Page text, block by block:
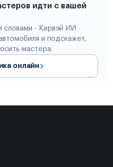
идти с вашей
словами - Карвэй ИИ
и подскажет,
мастера.
онлайн